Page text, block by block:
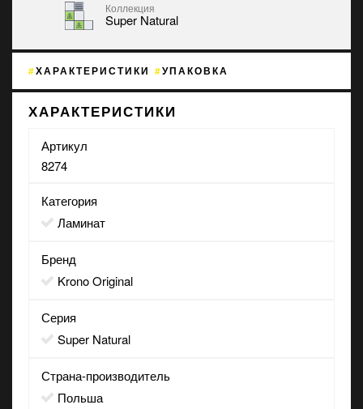
Коллекция
Super Natural
ХАРАКТЕРИСТИКИ УПАКОВКА
ХАРАКТЕРИСТИКИ
Артикул
8274
Категория
Ламинат
Бренд
Krono Original
Серия
Super Natural
Страна-производитель
Польша